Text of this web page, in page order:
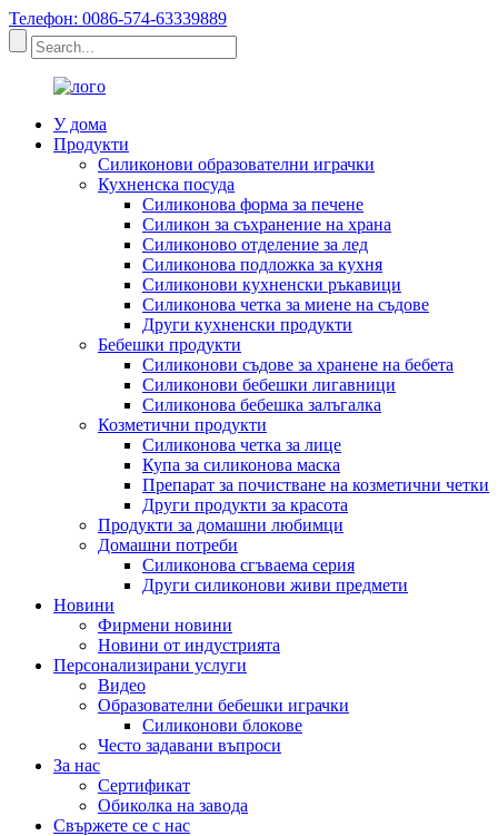
Телефон: 0086-574-63339889
У дома
Продукти
Силиконови образователни играчки
Кухненска посуда
Силиконова форма за печене
Силикон за съхранение на храна
Силиконово отделение за лед
Силиконова подложка за кухня
Силиконови кухненски ръкавици
Силиконова четка за миене на съдове
Други кухненски продукти
Бебешки продукти
Силиконови съдове за хранене на бебета
Силиконови бебешки лигавници
Силиконова бебешка залъгалка
Козметични продукти
Силиконова четка за лице
Купа за силиконова маска
Препарат за почистване на козметични четки
Други продукти за красота
Продукти за домашни любимци
Домашни потреби
Силиконова сгъваема серия
Други силиконови живи предмети
Новини
Фирмени новини
Новини от индустрията
Персонализирани услуги
Видео
Образователни бебешки играчки
Силиконови блокове
Често задавани въпроси
За нас
Сертификат
Обиколка на завода
Свържете се с нас